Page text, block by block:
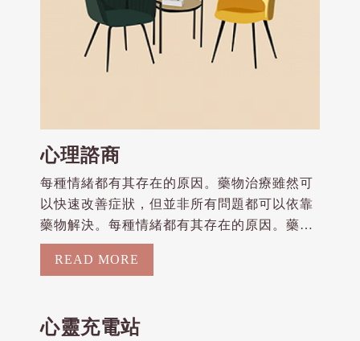
心理諮商
每種情緒都有其存在的原因。藥物治療雖然可
以快速改善症狀，但並非所有問題都可以依靠
藥物解決。每種情緒都有其存在的原因。藥物
治療雖然可以快速改善症狀，但並非所有問題
都可以依靠藥物解決。…
READ MORE
心靈充電站